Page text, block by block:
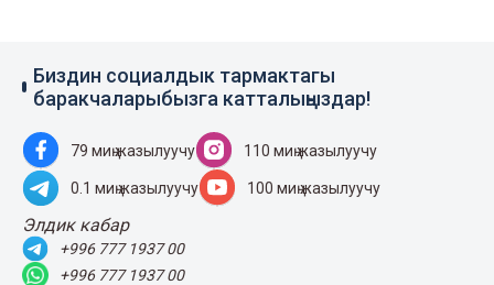
Биздин социалдык тармактагы
баракчаларыбызга катталыңыздар!
79 миң жазылуучу 110 миң жазылуучу
0.1 миң жазылуучу 100 миң жазылуучу
Элдик кабар
+996 777 1937 00
+996 777 1937 00